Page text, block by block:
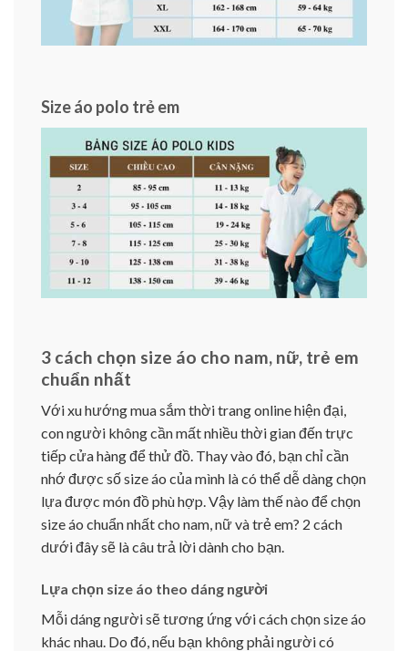
Size áo polo trẻ em
3 cách chọn size áo cho nam, nữ, trẻ em
chuẩn nhất
Với xu hướng mua sắm thời trang online hiện đại,
con người không cần mất nhiều thời gian đến trực
tiếp cửa hàng để thử đồ. Thay vào đó, bạn chỉ cần
nhớ được số size áo của mình là có thể dễ dàng chọn
lựa được món đồ phù hợp. Vậy làm thế nào để chọn
size áo chuẩn nhất cho nam, nữ và trẻ em? 2 cách
dưới đây sẽ là câu trả lời dành cho bạn.
Lựa chọn size áo theo dáng người
Mỗi dáng người sẽ tương ứng với cách chọn size áo
khác nhau. Do đó, nếu bạn không phải người có